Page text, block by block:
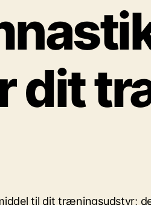
dit
til dit træningsudstyr;